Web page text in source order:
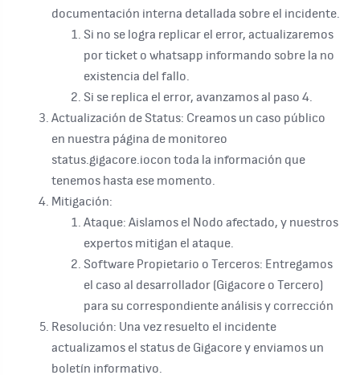
documentación interna detallada sobre el incidente.
Si no se logra replicar el error, actualizaremos
por ticket o whatsapp informando sobre la no
existencia del fallo.
Si se replica el error, avanzamos al paso 4.
Actualización de Status: Creamos un caso público
en nuestra página de monitoreo
status.gigacore.iocon toda la información que
tenemos hasta ese momento.
Mitigación:
Ataque: Aislamos el Nodo afectado, y nuestros
expertos mitigan el ataque.
Software Propietario o Terceros: Entregamos
el caso al desarrollador (Gigacore o Tercero)
para su correspondiente análisis y corrección
Resolución: Una vez resuelto el incidente
actualizamos el status de Gigacore y enviamos un
boletín informativo.